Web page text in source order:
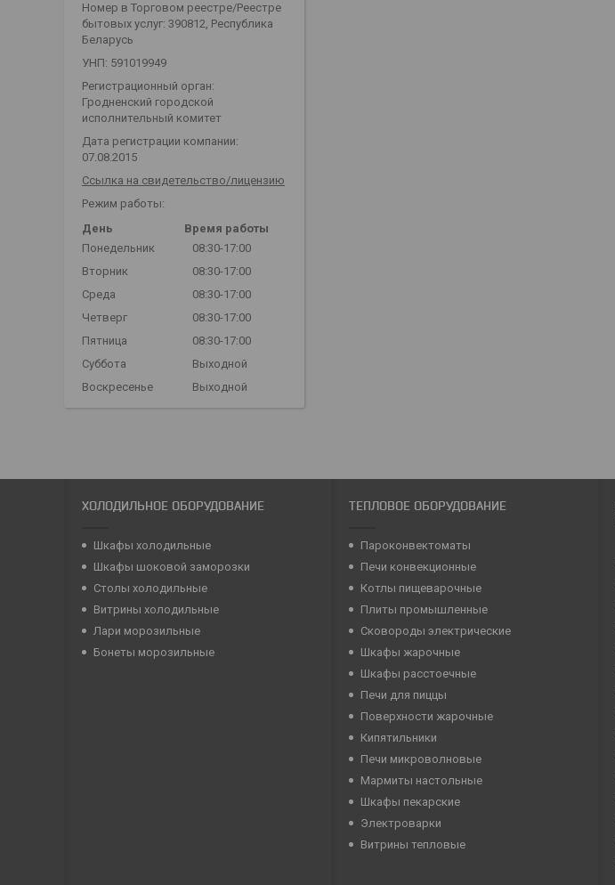
Номер в Торговом реестре/Реестре
бытовых услуг: 390812, Республика
Беларусь
УНП: 591019949
Регистрационный орган:
Гродненский городской
исполнительный комитет
Дата регистрации компании:
07.08.2015
Ссылка на свидетельство/лицензию
Режим работы:
День
Время работы
Понедельник
08:30-17:00
Вторник
08:30-17:00
Среда
08:30-17:00
Четверг
08:30-17:00
Пятница
08:30-17:00
Суббота
Выходной
Воскресенье
Выходной
ХОЛОДИЛЬНОЕ ОБОРУДОВАНИЕ
Шкафы холодильные
Шкафы шоковой заморозки
Столы холодильные
Витрины холодильные
Лари морозильные
Бонеты морозильные
ТЕПЛОВОЕ ОБОРУДОВАНИЕ
Пароконвектоматы
Печи конвекционные
Котлы пищеварочные
Плиты промышленные
Сковороды электрические
Шкафы жарочные
Шкафы расстоечные
Печи для пиццы
Поверхности жарочные
Кипятильники
Печи микроволновые
Мармиты настольные
Шкафы пекарские
Электроварки
Витрины тепловые